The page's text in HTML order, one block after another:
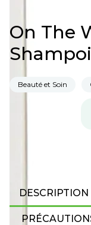
On The
Beauté et Soin
DESCRIPTION